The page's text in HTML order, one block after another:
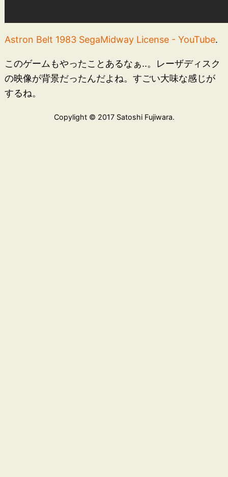
Astron Belt 1983 SegaMidway License - YouTube.
このゲームもやったことあるなぁ..。レーザディスク
の映像が背景だったんだよね。すごい大味な感じが
するね。
Copylight © 2017 Satoshi Fujiwara.